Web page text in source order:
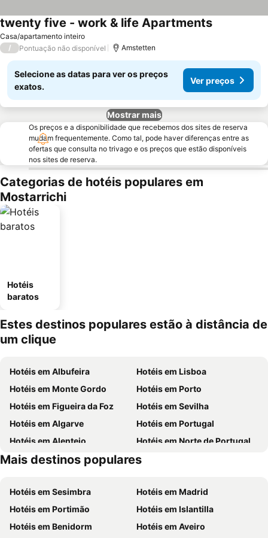
Casa/apartamento inteiro
twenty five - work & life Apartments
/ Pontuação não disponível Amstetten
Selecione as datas para ver os preços
exatos.
Ver preços
Mostrar mais
Os preços e a disponibilidade que recebemos dos sites de reserva
mudam frequentemente. Como tal, pode haver diferenças entre as
ofertas que consulta no trivago e os preços que estão disponíveis
nos sites de reserva.
Categorias de hotéis populares em
Mostarrichi
Hotéis
baratos
Estes destinos populares estão à distância de
um clique
Hotéis em Albufeira
Hotéis em Lisboa
Hotéis em Monte Gordo
Hotéis em Porto
Hotéis em Figueira da Foz
Hotéis em Sevilha
Hotéis em Algarve
Hotéis em Portugal
Hotéis em Alentejo
Hotéis em Norte de Portugal
Hotéis em Madeira
Hotéis em Espanha
Mais destinos populares
Hotéis em Sesimbra
Hotéis em Madrid
Hotéis em Portimão
Hotéis em Islantilla
Hotéis em Benidorm
Hotéis em Aveiro